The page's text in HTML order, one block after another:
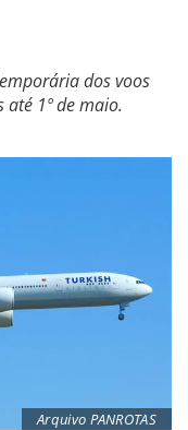
dos voos
1º de maio.
Arquivo PANROTAS